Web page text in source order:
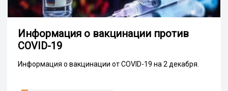
Информация о вакцинации против
COVID-19
Информация о вакцинации от COVID-19 на 2 декабря.